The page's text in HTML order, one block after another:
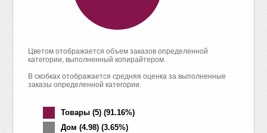
Цветом отображается объем заказов определенной
категории, выполненный копирайтером.
В скобках отображается средняя оценка за выполненные
заказы определенной категории.
Товары (5) (91.16%)
Дом (4.98) (3.65%)